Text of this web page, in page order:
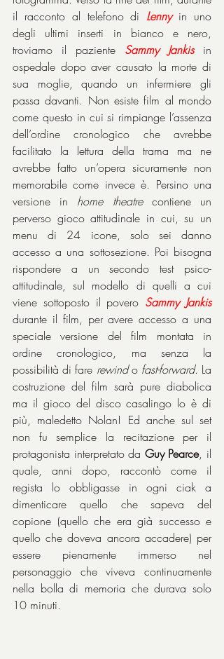
il racconto al telefono di Lenny in uno
degli ultimi inserti in bianco e nero,
troviamo il paziente Sammy Jankis in
ospedale dopo aver causato la morte di
sua moglie, quando un infermiere gli
passa davanti. Non esiste film al mondo
come questo in cui si rimpiange l’assenza
dell’ordine cronologico che avrebbe
facilitato la lettura della trama ma ne
avrebbe fatto un’opera sicuramente non
memorabile come invece è. Persino una
versione in home theatre contiene un
perverso gioco attitudinale in cui, su un
menu di 24 icone, solo sei danno
accesso a una sottosezione. Poi bisogna
rispondere a un secondo test psico-
attitudinale, sul modello di quelli a cui
viene sottoposto il povero Sammy Jankis
durante il film, per avere accesso a una
speciale versione del film montata in
ordine cronologico, ma senza la
possibilità di fare rewind o fast-forward. La
costruzione del film sarà pure diabolica
ma il gioco del disco casalingo lo è di
più, maledetto Nolan! Ed anche sul set
non fu semplice la recitazione per il
protagonista interpretato da Guy Pearce, il
quale, anni dopo, raccontò come il
regista lo obbligasse in ogni ciak a
dimenticare quello che sapeva del
copione (quello che era già successo e
quello che doveva ancora accadere) per
essere pienamente immerso nel
personaggio che viveva continuamente
nella bolla di memoria che durava solo
10 minuti.